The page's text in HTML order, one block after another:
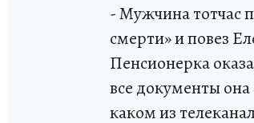
- Мужчина тотчас
смерти» и повез
Пенсионерка
все документы
каком из